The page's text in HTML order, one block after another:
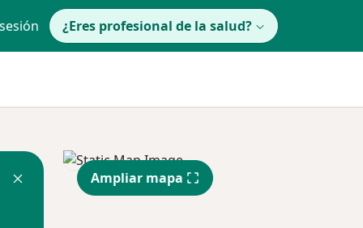
¿Eres profesional de la salud?
Ampliar mapa